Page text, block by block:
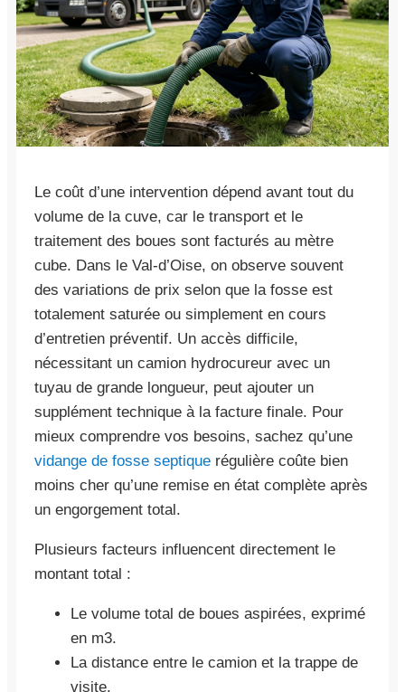
Le coût d’une intervention dépend avant tout du
volume de la cuve, car le transport et le
traitement des boues sont facturés au mètre
cube. Dans le Val-d’Oise, on observe souvent
des variations de prix selon que la fosse est
totalement saturée ou simplement en cours
d’entretien préventif. Un accès difficile,
nécessitant un camion hydrocureur avec un
tuyau de grande longueur, peut ajouter un
supplément technique à la facture finale. Pour
mieux comprendre vos besoins, sachez qu’une
vidange de fosse septique régulière coûte bien
moins cher qu’une remise en état complète après
un engorgement total.
Plusieurs facteurs influencent directement le
montant total :
Le volume total de boues aspirées, exprimé
en m3.
La distance entre le camion et la trappe de
visite.